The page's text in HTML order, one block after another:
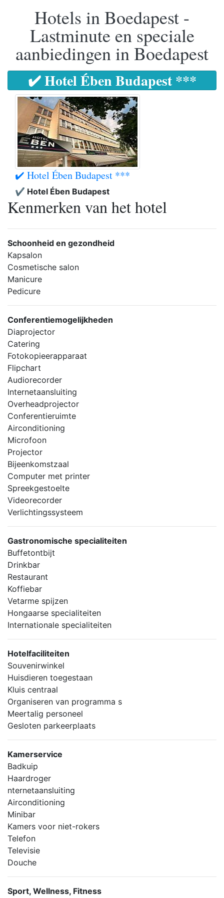
Hotels in Boedapest -
Lastminute en speciale
aanbiedingen in Boedapest
✔️ Hotel Ében Budapest ***
✔️ Hotel Ében Budapest ***
✔️ Hotel Ében Budapest
Kenmerken van het hotel
Schoonheid en gezondheid
Kapsalon
Cosmetische salon
Manicure
Pedicure
Conferentiemogelijkheden
Diaprojector
Catering
Fotokopieerapparaat
Flipchart
Audiorecorder
Internetaansluiting
Overheadprojector
Conferentieruimte
Airconditioning
Microfoon
Projector
Bijeenkomstzaal
Computer met printer
Spreekgestoelte
Videorecorder
Verlichtingssysteem
Gastronomische specialiteiten
Buffetontbijt
Drinkbar
Restaurant
Koffiebar
Vetarme spijzen
Hongaarse specialiteiten
Internationale specialiteiten
Hotelfaciliteiten
Souvenirwinkel
Huisdieren toegestaan
Kluis centraal
Organiseren van programma s
Meertalig personeel
Gesloten parkeerplaats
Kamerservice
Badkuip
Haardroger
nternetaansluiting
Airconditioning
Minibar
Kamers voor niet-rokers
Telefon
Televisie
Douche
Sport, Wellness, Fitness